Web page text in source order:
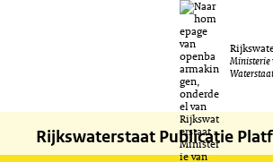
naar
de
inhoud
Ministerie
Waterstaat
Rijkswaterstaat Publicatie